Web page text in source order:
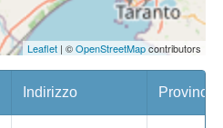
Leaflet| ©OpenStreetMapcontributors
Indirizzo Provincia